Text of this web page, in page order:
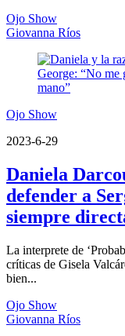
Ojo Show
Giovanna Ríos
Ojo Show
2023-6-29
Daniela
defender a
siempre
La interprete de
críticas de Gisela
bien...
Ojo Show
Giovanna Ríos